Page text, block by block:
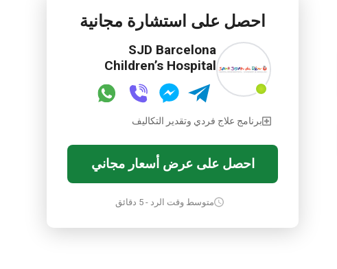
احصل على استشارة مجانية
SJD Barcelona
Children’s Hospital
برنامج علاج فردي وتقدير التكاليف
احصل على عرض أسعار مجاني
متوسط وقت الرد - 5 دقائق